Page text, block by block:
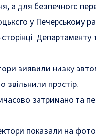
а для безпечного
у Печерському
Департаменту
виявили низку
звільнили простір.
затримано та
показали на